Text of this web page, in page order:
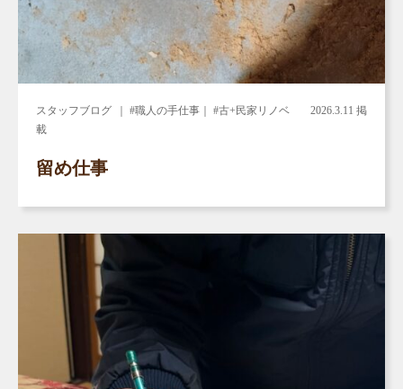
スタッフブログ ｜ #職人の手仕事｜ #古+民家リノベ
2026.3.11 掲
載
留め仕事